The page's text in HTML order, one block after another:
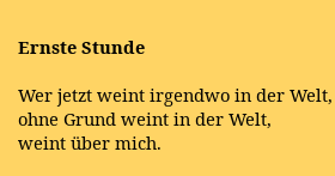
Ernste Stunde
Wer jetzt weint irgendwo in der Welt,
ohne Grund weint in der Welt,
weint über mich.